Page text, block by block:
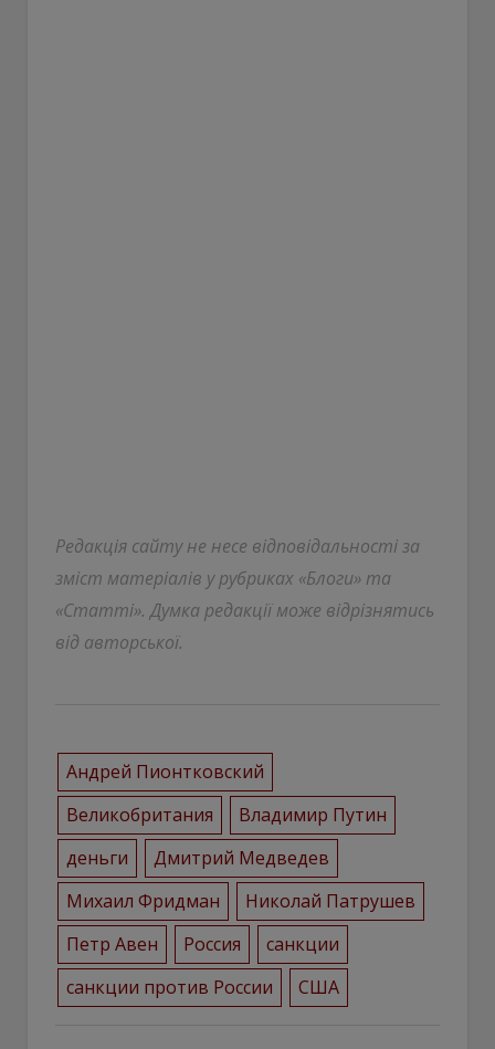
Редакція сайту не несе відповідальності за
зміст матеріалів у рубриках «Блоги» та
«Статті». Думка редакції може відрізнятись
від авторської.
Андрей Пионтковский
Великобритания
Владимир Путин
деньги
Дмитрий Медведев
Михаил Фридман
Николай Патрушев
Петр Авен
Россия
санкции
санкции против России
США